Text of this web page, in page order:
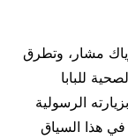
مشار، وتطرق
للبابا
الرسولية
في هذا السياق